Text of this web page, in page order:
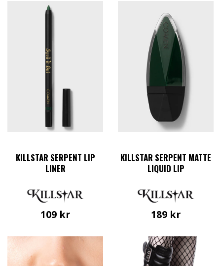
på
produkten
har
flera
varianter.
De
olika
alternativen
kan
produktsidan
KILLSTAR SERPENT LIP
LINER
109 kr
KILLSTAR SERPENT MATTE
LIQUID LIP
189 kr